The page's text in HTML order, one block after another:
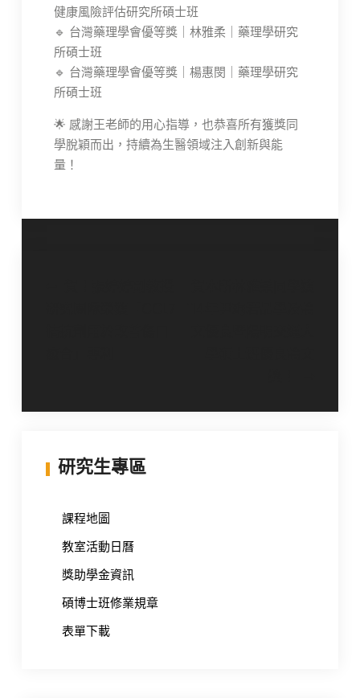
健康風險評估研究所碩士班
🔹 台灣藥理學會優等獎｜林雅柔｜藥理學研究
所碩士班
🔹 台灣藥理學會優等獎｜楊惠閔｜藥理學研究
所碩士班
🌟 感謝王老師的用心指導，也恭喜所有獲獎同
學脫穎而出，持續為生醫領域注入創新與能
量！
研究生專區
課程地圖
教室活動日曆
獎助學金資訊
碩博士班修業規章
表單下載